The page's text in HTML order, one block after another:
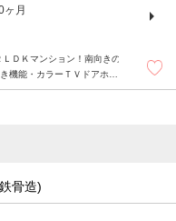
ヶ月
ＤＫマンション！南向きの
機能・カラーＴＶドアホン
骨造)